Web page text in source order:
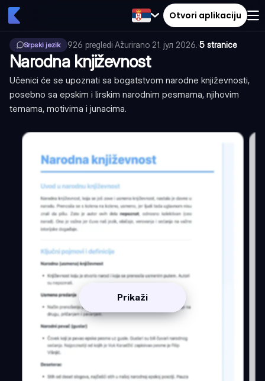
Otvori aplikaciju
Srpski jezik 926 pregledi·Ažurirano 21. јул 2026.·5 stranice
Narodna književnost
Učenici će se upoznati sa bogatstvom narodne književnosti,
posebno sa epskim i lirskim narodnim pesmama, njihovim
temama, motivima i junacima.
Prikaži